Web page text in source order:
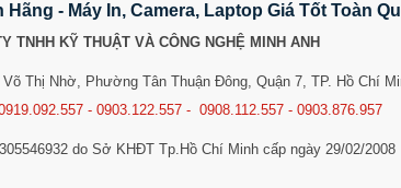
- Máy In, Camera, Laptop Giá Tốt Toàn
TNHH KỸ THUẬT VÀ CÔNG NGHỆ MINH ANH
Thị Nhờ, Phường Tân Thuận Đông, Quận 7, TP. Hồ Chí
- 0903.122.557 - 0908.112.557 - 0903.876.957
do Sở KHĐT Tp.Hồ Chí Minh cấp ngày 29/02/2008